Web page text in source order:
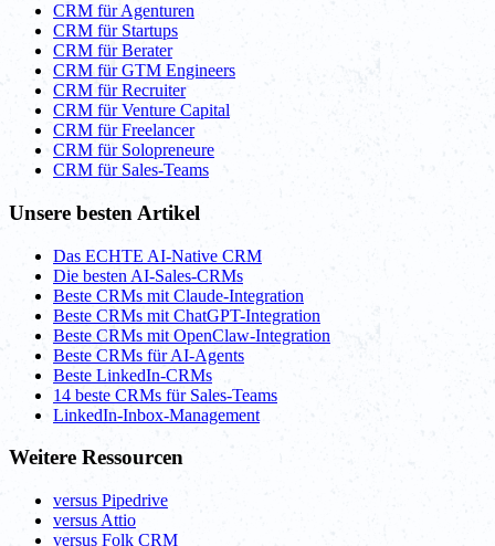
CRM für Agenturen
CRM für Startups
CRM für Berater
CRM für GTM Engineers
CRM für Recruiter
CRM für Venture Capital
CRM für Freelancer
CRM für Solopreneure
CRM für Sales-Teams
Unsere besten Artikel
Das ECHTE AI-Native CRM
Die besten AI-Sales-CRMs
Beste CRMs mit Claude-Integration
Beste CRMs mit ChatGPT-Integration
Beste CRMs mit OpenClaw-Integration
Beste CRMs für AI-Agents
Beste LinkedIn-CRMs
14 beste CRMs für Sales-Teams
LinkedIn-Inbox-Management
Weitere Ressourcen
versus Pipedrive
versus Attio
versus Folk CRM